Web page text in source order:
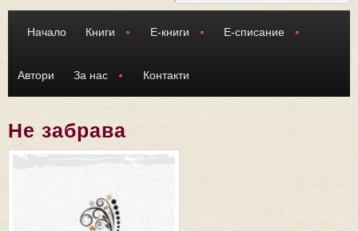
Начало Книги Е-книги Е-списание
Автори За нас Контакти
Не забрава